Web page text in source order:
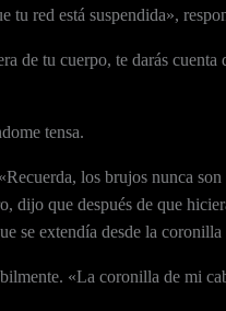
tu red está suspendida»,
de tu cuerpo, te darás
tensa.
los brujos nunca
dijo que después de que
se extendía desde la
«La coronilla de mi